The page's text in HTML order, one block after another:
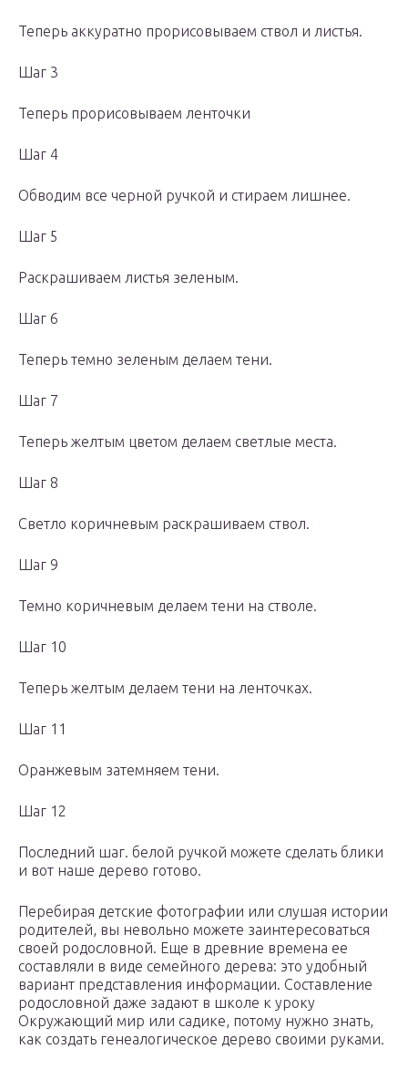
Теперь аккуратно прорисовываем ствол и листья.
Шаг 3
Теперь прорисовываем ленточки
Шаг 4
Обводим все черной ручкой и стираем лишнее.
Шаг 5
Раскрашиваем листья зеленым.
Шаг 6
Теперь темно зеленым делаем тени.
Шаг 7
Теперь желтым цветом делаем светлые места.
Шаг 8
Светло коричневым раскрашиваем ствол.
Шаг 9
Темно коричневым делаем тени на стволе.
Шаг 10
Теперь желтым делаем тени на ленточках.
Шаг 11
Оранжевым затемняем тени.
Шаг 12
Последний шаг. белой ручкой можете сделать блики
и вот наше дерево готово.
Перебирая детские фотографии или слушая истории
родителей, вы невольно можете заинтересоваться
своей родословной. Еще в древние времена ее
составляли в виде семейного дерева: это удобный
вариант представления информации. Составление
родословной даже задают в школе к уроку
Окружающий мир или садике, потому нужно знать,
как создать генеалогическое дерево своими руками.